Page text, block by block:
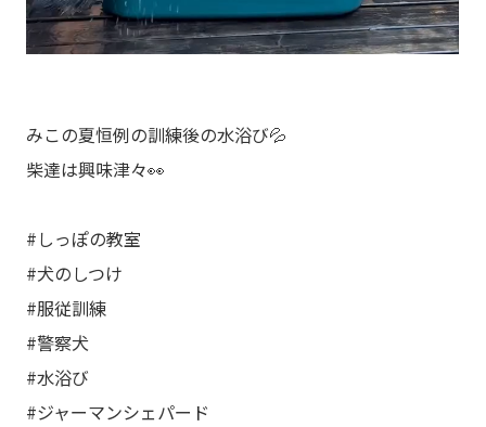
みこの夏恒例の訓練後の水浴び💦
柴達は興味津々👀
#しっぽの教室
#犬のしつけ
#服従訓練
#警察犬
#水浴び
#ジャーマンシェパード